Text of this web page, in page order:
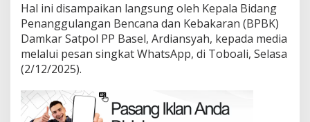
Hal ini disampaikan langsung oleh Kepala Bidang
Penanggulangan Bencana dan Kebakaran (BPBK)
Damkar Satpol PP Basel, Ardiansyah, kepada media
melalui pesan singkat WhatsApp, di Toboali, Selasa
(2/12/2025).